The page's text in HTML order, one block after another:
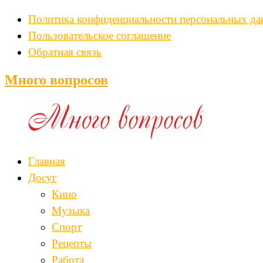
Политика конфиденциальности персональных
Пользовательское соглашение
Обратная связь
Много вопросов
Главная
Досуг
Кино
Музыка
Спорт
Рецепты
Работа